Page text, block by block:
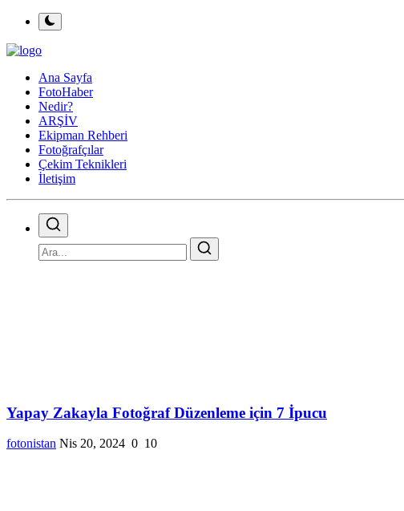
Ana Sayfa
FotoHaber
Nedir?
ARŞİV
Ekipman Rehberi
Fotoğrafçılar
Çekim Teknikleri
İletişim
Yapay Zakayla Fotoğraf Düzenleme için 7 İpucu
fotonistan Nis 20, 2024 0 10